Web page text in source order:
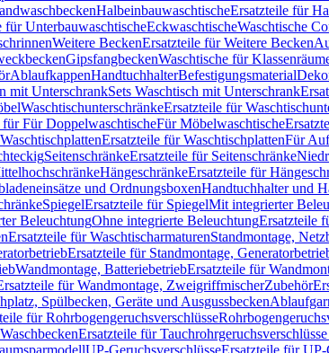
HalbeinbauwaschtischeErsatzteile für
für UnterbauwaschtischeEckwaschtischeWaschtische
Weitere BeckenErsatzteile für Weitere Becken
GipsfangbeckenWaschtische für
AblaufkappenHandtuchhalterBefestigungsmaterial
mit UnterschrankSets Waschtisch mit Unterschrank
WaschtischunterschränkeErsatzteile für
für Für DoppelwaschtischeFür Möbelwaschtische
WaschtischplattenErsatzteile für WaschtischplattenFür
SeitenschränkeErsatzteile für Seitenschränke
HängeschränkeErsatzteile für
und OrdnungsboxenHandtuchhalter und
SpiegelErsatzteile für SpiegelMit integrierter
BeleuchtungOhne integrierte BeleuchtungErsatzteile
Ersatzteile für WaschtischarmaturenStandmontage,
Ersatzteile für Standmontage,
Wandmontage, BatteriebetriebErsatzteile für
für Wandmontage, ZweigriffmischerZubehör
Spülbecken, Geräte und Ausgussbecken
für Rohrbogengeruchsverschlüsse
Ersatzteile für
UP-GeruchsverschlüsseErsatzteile für UP-